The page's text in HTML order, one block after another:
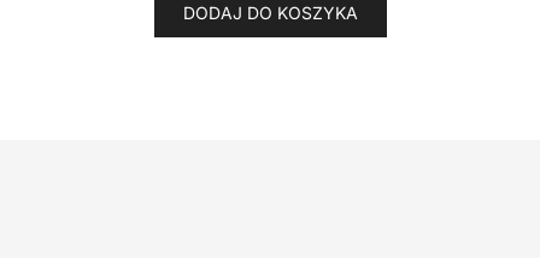
DODAJ DO KOSZYKA